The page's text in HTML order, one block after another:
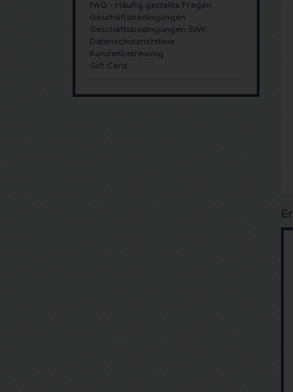
FAQ - Häufig gestellte Fragen
Geschäftsbedingungen
Geschäftsbedingungen SWK
Datenschutzrichtlinie
Kundenbetreuung
Gift Card